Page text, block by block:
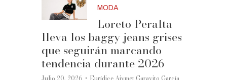
MODA
Loreto Peralta
lleva los baggy jeans grises
que seguirán marcando
tendencia durante 2026